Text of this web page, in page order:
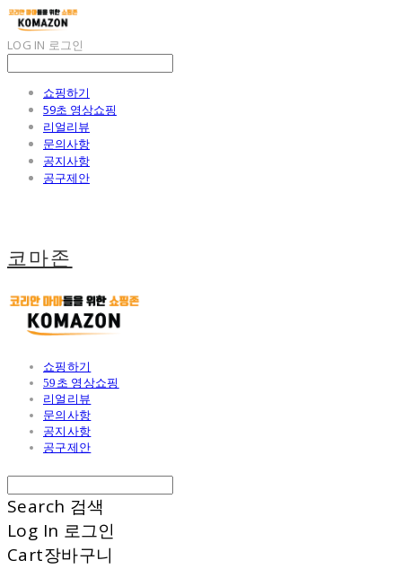
LOG IN 로그인
쇼핑하기
59초 영상쇼핑
리얼리뷰
문의사항
공지사항
공구제안
코마존
쇼핑하기
59초 영상쇼핑
리얼리뷰
문의사항
공지사항
공구제안
Search 검색
Log In 로그인
Cart장바구니